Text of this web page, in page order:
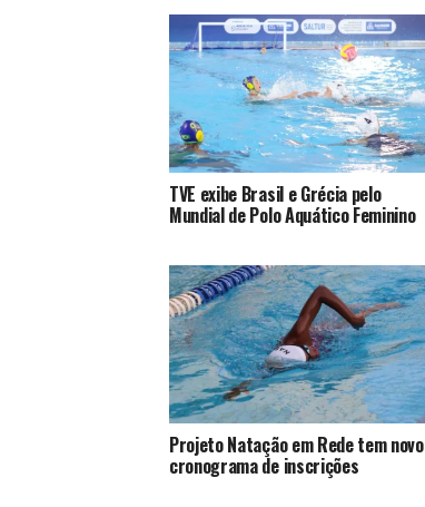
TVE exibe Brasil e Grécia pelo
Mundial de Polo Aquático Feminino
Projeto Natação em Rede tem novo
cronograma de inscrições